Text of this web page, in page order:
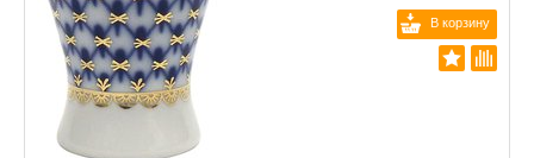
В корзину